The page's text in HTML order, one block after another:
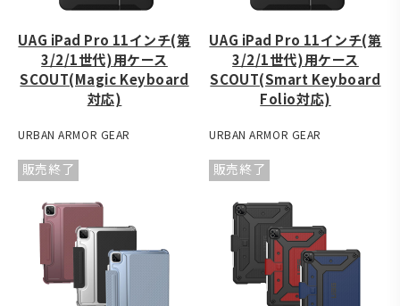
UAG iPad Pro 11インチ(第
3/2/1世代)用ケース
SCOUT(Magic Keyboard
対応)
URBAN ARMOR GEAR
UAG iPad Pro 11インチ(第
3/2/1世代)用ケース
SCOUT(Smart Keyboard
Folio対応)
URBAN ARMOR GEAR
販売終了 販売終了